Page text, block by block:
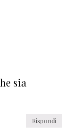
sia
Rispondi